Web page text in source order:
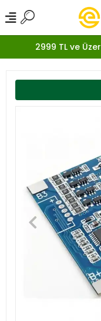
2999 TL ve